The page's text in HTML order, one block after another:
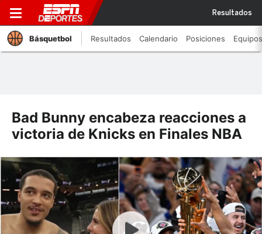
Resultados
Básquetbol Resultados Calendario Posiciones Equipos
Bad Bunny encabeza reacciones a
victoria de Knicks en Finales NBA